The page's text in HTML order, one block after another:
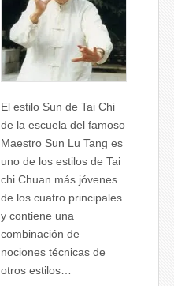
El estilo Sun de Tai Chi
de la escuela del famoso
Maestro Sun Lu Tang es
uno de los estilos de Tai
chi Chuan más jóvenes
de los cuatro principales
y contiene una
combinación de
nociones técnicas de
otros estilos…